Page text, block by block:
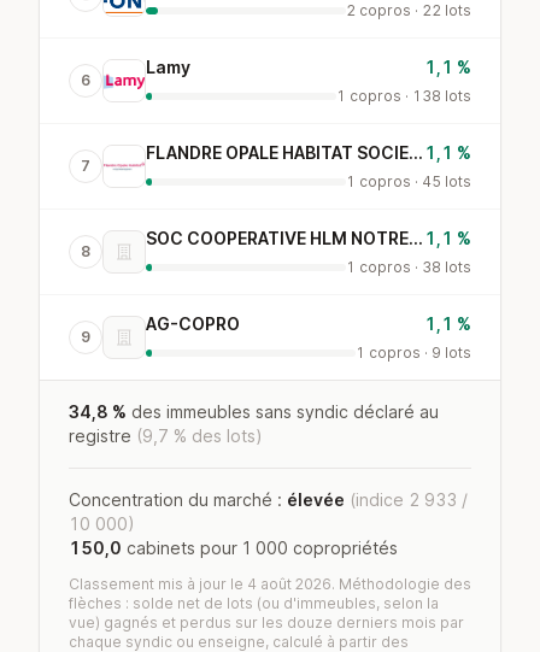
2 copros · 22 lots
6
Lamy 1,1 %
1 copros · 138 lots
7
FLANDRE OPALE HABITAT SOCIETE ANONYME D HABITATION 1,1 %
1 copros · 45 lots
8
SOC COOPERATIVE HLM NOTRE COTTAGE 1,1 %
1 copros · 38 lots
9
AG-COPRO 1,1 %
1 copros · 9 lots
34,8 % des immeubles sans syndic déclaré au
registre (9,7 % des lots)
Concentration du marché : élevée (indice 2 933 /
10 000)
150,0 cabinets pour 1 000 copropriétés
Classement mis à jour le 4 août 2026. Méthodologie des
flèches : solde net de lots (ou d'immeubles, selon la
vue) gagnés et perdus sur les douze derniers mois par
chaque syndic ou enseigne, calculé à partir des